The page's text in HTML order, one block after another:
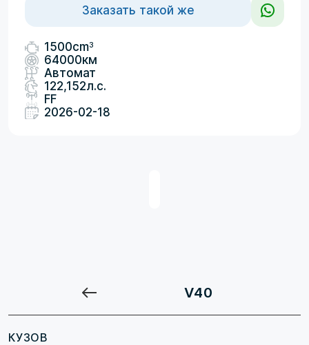
Заказать такой же
1500cm3
64000км
Автомат
122,152л.с.
FF
2026-02-18
V40
КУЗОВ